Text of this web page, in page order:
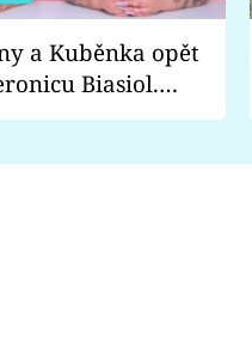
a Kuběnka opět
Biasiol.
nich falešná a